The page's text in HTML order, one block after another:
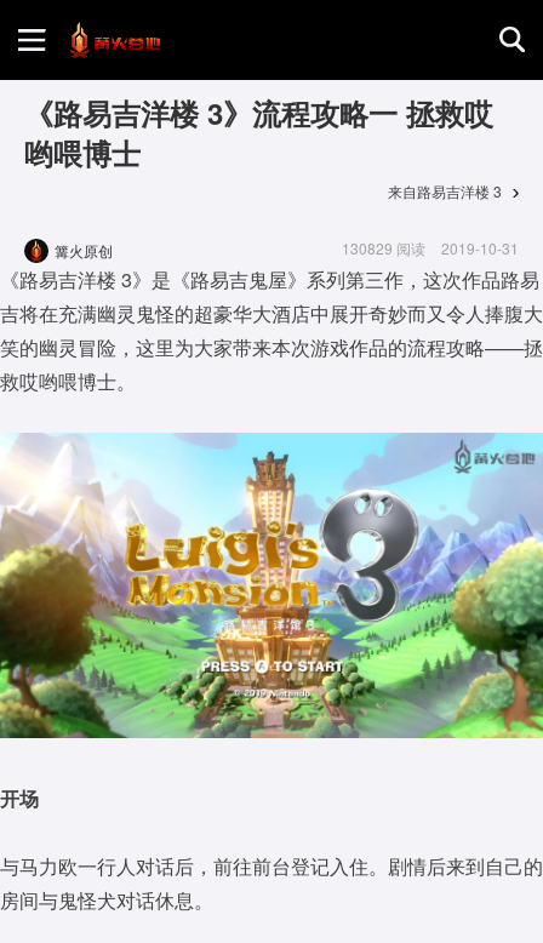
首页
游戏评测
地图攻略
《路易吉洋楼 3》流程攻略一 拯救哎
哟喂博士
来自路易吉洋楼 3
篝火原创 130829 阅读 2019-10-31
《路易吉洋楼 3》是《路易吉鬼屋》系列第三作，这次作品路易
吉将在充满幽灵鬼怪的超豪华大酒店中展开奇妙而又令人捧腹大
笑的幽灵冒险，这里为大家带来本次游戏作品的流程攻略——拯
救哎哟喂博士。
开场
与马力欧一行人对话后，前往前台登记入住。剧情后来到自己的
房间与鬼怪犬对话休息。